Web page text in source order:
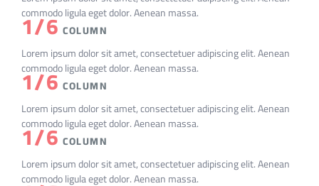
commodo ligula eget dolor. Aenean massa.
1/6COLUMN
Lorem ipsum dolor sit amet, consectetuer adipiscing elit. Aenean
commodo ligula eget dolor. Aenean massa.
1/6COLUMN
Lorem ipsum dolor sit amet, consectetuer adipiscing elit. Aenean
commodo ligula eget dolor. Aenean massa.
1/6COLUMN
Lorem ipsum dolor sit amet, consectetuer adipiscing elit. Aenean
commodo ligula eget dolor. Aenean massa.